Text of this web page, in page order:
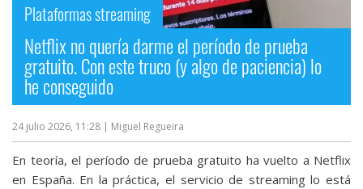
Plataformas streaming
Netflix no quería darme el período de prueba
gratuito. Con este truco (y algo de paciencia) lo
he conseguido
24 julio 2026, 11:28 | Miguel Regueira
En teoría, el período de prueba gratuito ha vuelto a Netflix
en España. En la práctica, el servicio de streaming lo está